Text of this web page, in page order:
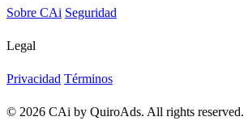
Sobre CAi Seguridad
Legal
Privacidad Términos
© 2026 CAi by QuiroAds. All rights reserved.